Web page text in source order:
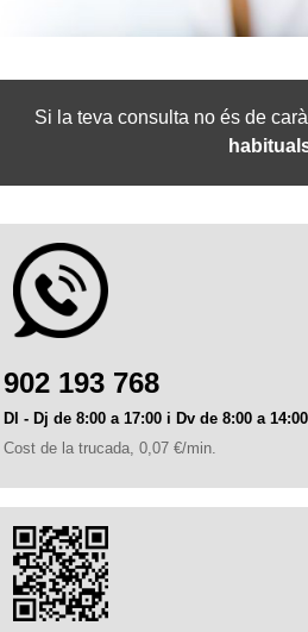
Si la teva consulta no és de
902 193 768
Dl - Dj de 8:00 a 17:00 i Dv de 8:00 a 14:00
Cost de la trucada, 0,07 €/min.